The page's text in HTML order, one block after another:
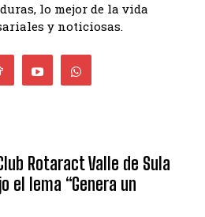
lo mejor de la vida
y noticiosas.
Rotaract Valle de Sula
el lema “Genera un